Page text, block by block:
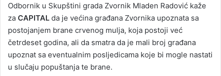
Odbornik u Skupštini grada Zvornik Mladen Radović kaže
za CAPITAL da je većina građana Zvornika upoznata sa
postojanjem brane crvenog mulja, koja postoji već
četrdeset godina, ali da smatra da je mali broj građana
upoznat sa eventualnim posljedicama koje bi mogle nastati
u slučaju popuštanja te brane.